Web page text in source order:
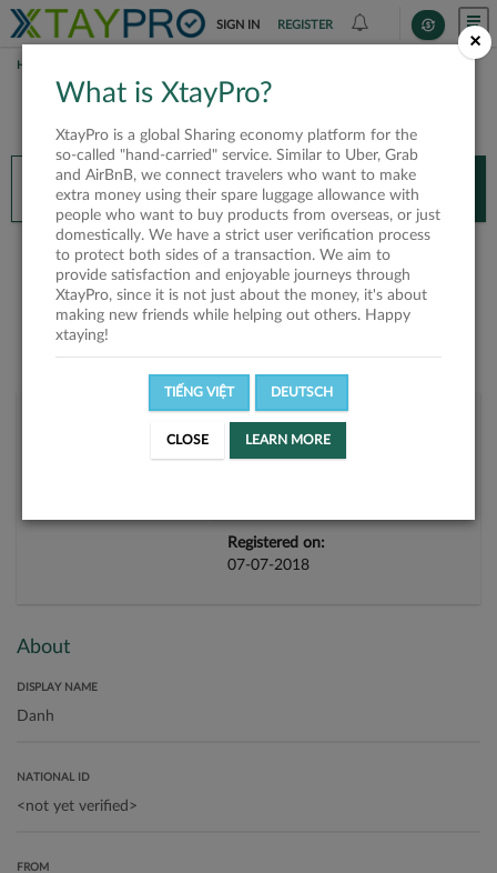
SIGN IN REGISTER
HOME
You’ll need XtayPro app to continue.
Don’t have XtayPro app yet? Already got our app?
INSTALL APP OPEN APP
Danh
Registered on:
07-07-2018
About
DISPLAY NAME
NATIONAL ID
FROM
×
What is XtayPro?
XtayPro is a global Sharing economy platform for the
so-called "hand-carried" service. Similar to Uber, Grab
and AirBnB, we connect travelers who want to make
extra money using their spare luggage allowance with
people who want to buy products from overseas, or just
domestically. We have a strict user verification process
to protect both sides of a transaction. We aim to
provide satisfaction and enjoyable journeys through
XtayPro, since it is not just about the money, it's about
making new friends while helping out others. Happy
xtaying!
TIẾNG VIỆT DEUTSCH
CLOSE LEARN MORE